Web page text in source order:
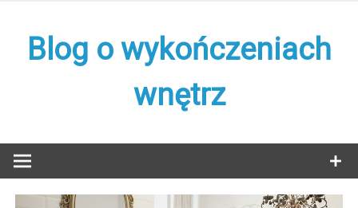
contentBlog o wykończeniach
wnętrz